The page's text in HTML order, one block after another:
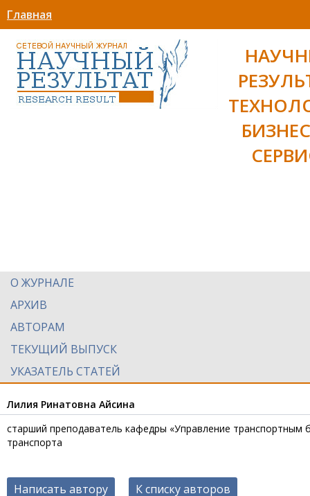
Главная
О ЖУРНАЛЕ
АРХИВ
АВТОРАМ
ТЕКУЩИЙ ВЫПУСК
УКАЗАТЕЛЬ СТАТЕЙ
Лилия Ринатовна Айсина
старший преподаватель кафедры «Управление транспортным
транспорта
Написать автору К списку авторов